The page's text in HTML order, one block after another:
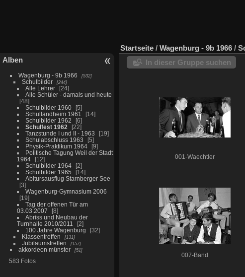
Alben
Wagenburg - 9b 1966 532
Schulbilder 244
Alle Lehrer
24
Alle Schüler - damals und heute
48
Schulbilder 1960
5
Schullandheim 1961
14
Schulbilder 1962
6
Schulfest 1962
22
Tanzstunde I und II - 1963
19
Schulabschluss 1963
5
Physik-Praktikum 1964
9
Politische Tagung Weil der Stadt
1964
12
Schulbilder 1964
2
Schulbilder 1965
14
Abitursausflug Starnberger See
3
Wagenburg-Gymnasium 2006
19
Tag der offenen Tür am
03.03.2007
8
Abriss und Neubau der
Turnhalle 2010/2011
2
100 Jahre Wagenburg
32
Klassentreffen
131
Jubiläumstreffen 157
akkordeon münster 51
583 Fotos
Startseite / Wagenburg - 9b 1966 /
In dieser Gruppe suchen
001-Waechtler
007-Band